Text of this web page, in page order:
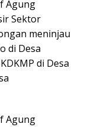
Agung
Sektor
meninjau
di Desa
di Desa
Agung